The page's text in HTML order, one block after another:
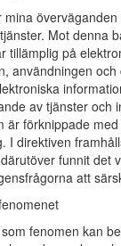
mina
Mot denna
tillämplig på
användningen
av tjänster och
är förknippade
I direktiven
funnit det
att
fenomen kan